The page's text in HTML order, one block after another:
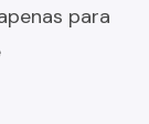
para